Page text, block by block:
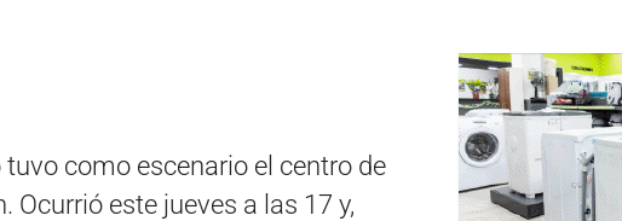
como escenario el centro de
Ocurrió este jueves a las 17 y,